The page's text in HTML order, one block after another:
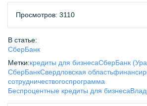
Просмотров: 3110
В статье:
СберБанк
Метки:кредиты для бизнесаСберБанк
СберБанкСвердловская область
сотрудничествогоспрограмма
Беспроцентные кредиты для бизнеса